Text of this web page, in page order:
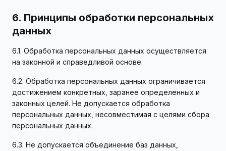
6. Принципы обработки персональных
данных
6.1. Обработка персональных данных осуществляется
на законной и справедливой основе.
6.2. Обработка персональных данных ограничивается
достижением конкретных, заранее определенных и
законных целей. Не допускается обработка
персональных данных, несовместимая с целями сбора
персональных данных.
6.3. Не допускается объединение баз данных,